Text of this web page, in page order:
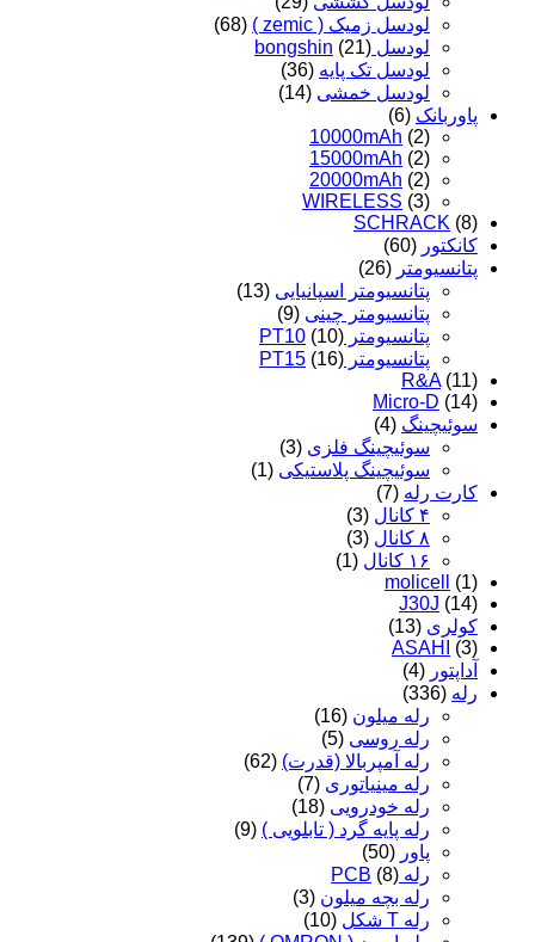
لودسل زمیک ( zemic )
(68)
لودسل bongshin (21)
لودسل تک پایه (36)
لودسل خمشی (14)
پاوربانک (6)
10000mAh (2)
15000mAh (2)
20000mAh (2)
WIRELESS (3)
SCHRACK (8)
کانکتور (60)
پتانسیومتر (26)
پتانسیومتر اسپانیایی (13)
پتانسیومتر چینی (9)
پتانسیومتر PT10 (10)
پتانسیومتر PT15 (16)
R&A (11)
Micro-D (14)
سوئیچینگ (4)
سوئیچینگ فلزی (3)
سوئیچینگ پلاستیکی (1)
کارت رله (7)
۴ کانال
(3)
۸ کانال
(3)
۱۶ کانال
(1)
molicell
(1)
J30J (14)
کولری (13)
ASAHI
(3)
آداپتور (4)
رله (336)
رله میلون (16)
رله روسی (5)
رله آمپربالا (قدرت) (62)
رله مینیاتوری (7)
رله خودرویی (18)
رله پایه گرد ( تابلویی ) (9)
پاور (50)
رله PCB (8)
رله بچه میلون (3)
رله T شکل
(10)